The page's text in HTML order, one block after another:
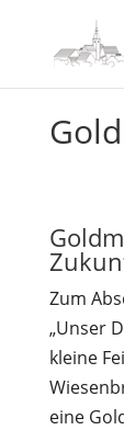
Zum
„Unser
kleine
eine